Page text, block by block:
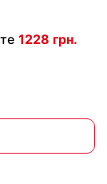
1228 грн.